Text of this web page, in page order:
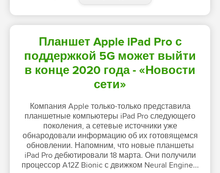
Планшет Apple iPad Pro с
поддержкой 5G может выйти
в конце 2020 года - «Новости
сети»
Компания Apple только-только представила
планшетные компьютеры iPad Pro следующего
поколения, а сетевые источники уже
обнародовали информацию об их готовящемся
обновлении. Напомним, что новые планшеты
iPad Pro дебютировали 18 марта. Они получили
процессор A12Z Bionic с движком Neural Engine...